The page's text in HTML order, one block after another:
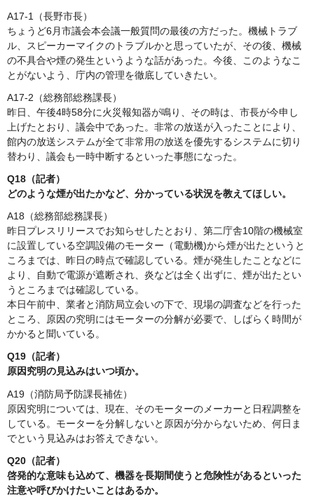
A17-1（長野市長）
ちょうど6月市議会本会議一般質問の最後の方だった。機械トラブ
ル、スピーカーマイクのトラブルかと思っていたが、その後、機械
の不具合や煙の発生というような話があった。今後、このようなこ
とがないよう、庁内の管理を徹底していきたい。
A17-2（総務部総務課長）
昨日、午後4時58分に火災報知器が鳴り、その時は、市長が今申し
上げたとおり、議会中であった。非常の放送が入ったことにより、
館内の放送システムが全て非常用の放送を優先するシステムに切り
替わり、議会も一時中断するといった事態になった。
Q18（記者）
どのような煙が出たかなど、分かっている状況を教えてほしい。
A18（総務部総務課長）
昨日プレスリリースでお知らせしたとおり、第二庁舎10階の機械室
に設置している空調設備のモーター（電動機)から煙が出たというと
ころまでは、昨日の時点で確認している。煙が発生したことなどに
より、自動で電源が遮断され、炎などは全く出ずに、煙が出たとい
うところまでは確認している。
本日午前中、業者と消防局立会いの下で、現場の調査などを行った
ところ、原因の究明にはモーターの分解が必要で、しばらく時間が
かかると聞いている。
Q19（記者）
原因究明の見込みはいつ頃か。
A19（消防局予防課長補佐）
原因究明については、現在、そのモーターのメーカーと日程調整を
している。モーターを分解しないと原因が分からないため、何日ま
でという見込みはお答えできない。
Q20（記者）
啓発的な意味も込めて、機器を長期間使うと危険性があるといった
注意や呼びかけたいことはあるか。